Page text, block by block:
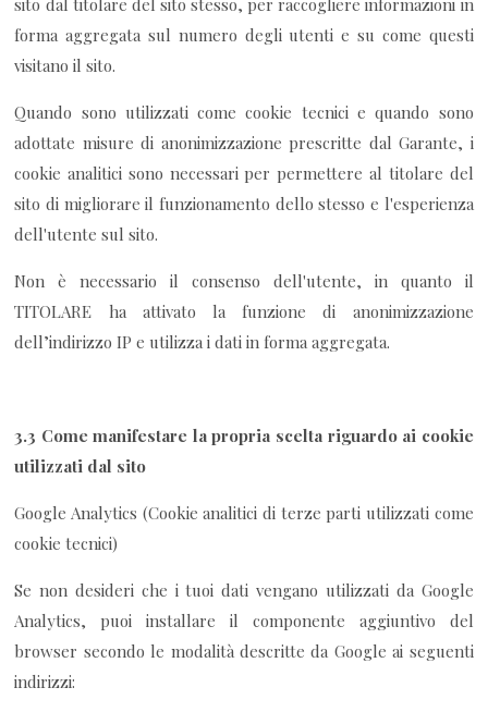
sito dal titolare del sito stesso, per raccogliere informazioni in
forma aggregata sul numero degli utenti e su come questi
visitano il sito.
Quando sono utilizzati come cookie tecnici e quando sono
adottate misure di anonimizzazione prescritte dal Garante, i
cookie analitici sono necessari per permettere al titolare del
sito di migliorare il funzionamento dello stesso e l'esperienza
dell'utente sul sito.
Non è necessario il consenso dell'utente, in quanto il
TITOLARE ha attivato la funzione di anonimizzazione
dell’indirizzo IP e utilizza i dati in forma aggregata.
3.3 Come manifestare la propria scelta riguardo ai cookie
utilizzati dal sito
Google Analytics (Cookie analitici di terze parti utilizzati come
cookie tecnici)
Se non desideri che i tuoi dati vengano utilizzati da Google
Analytics, puoi installare il componente aggiuntivo del
browser secondo le modalità descritte da Google ai seguenti
indirizzi: